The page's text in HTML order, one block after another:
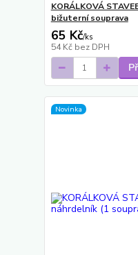
KORÁLKOVÁ
bižuterní souprava
65 Kč/ks
54 Kč bez DPH
Novinka